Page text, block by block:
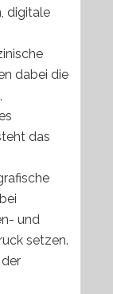
digitale
dabei die
das
und
setzen.